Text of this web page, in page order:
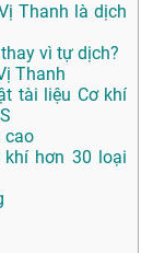
Thanh là dịch
vì tự dịch?
Thanh
tài liệu Cơ khí
cao
khí hơn 30 loại